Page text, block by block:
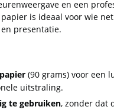
en een
is ideaal voor wie
presentatie.
(90 grams) voor een
uitstraling.
te gebruiken, zonder dat